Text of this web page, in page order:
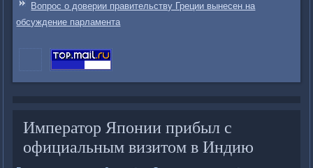
Вопрос о доверии правительству Греции вынесен на
обсуждение парламента
Император Японии прибыл с
официальным визитом в Индию